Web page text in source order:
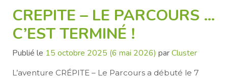
CREPITE – LE PARCOURS …
C’EST TERMINÉ !
Publié le 15 octobre 2025 (6 mai 2026) parCluster
L’aventure CRÉPITE – Le Parcours a débuté le 7